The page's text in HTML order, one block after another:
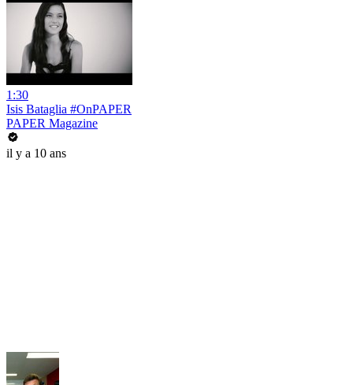
1:30
Isis Bataglia #OnPAPER
PAPER Magazine
il y a 10 ans